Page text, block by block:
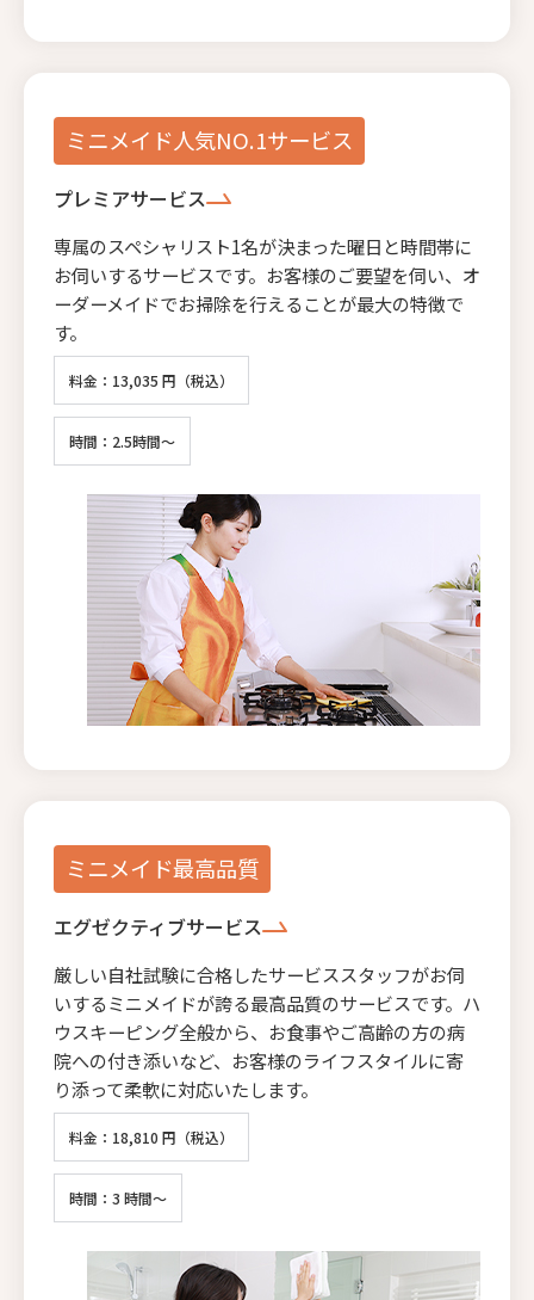
ミニメイド人気NO.1サービス
プレミアサービス
専属のスペシャリスト1名が決まった曜日と時間帯に
お伺いするサービスです。お客様のご要望を伺い、オ
ーダーメイドでお掃除を行えることが最大の特徴で
す。
料金：13,035 円（税込）
時間：2.5時間～
ミニメイド最高品質
エグゼクティブサービス
厳しい自社試験に合格したサービススタッフがお伺
いするミニメイドが誇る最高品質のサービスです。ハ
ウスキーピング全般から、お食事やご高齢の方の病
院への付き添いなど、お客様のライフスタイルに寄
り添って柔軟に対応いたします。
料金：18,810 円（税込）
時間：3 時間～